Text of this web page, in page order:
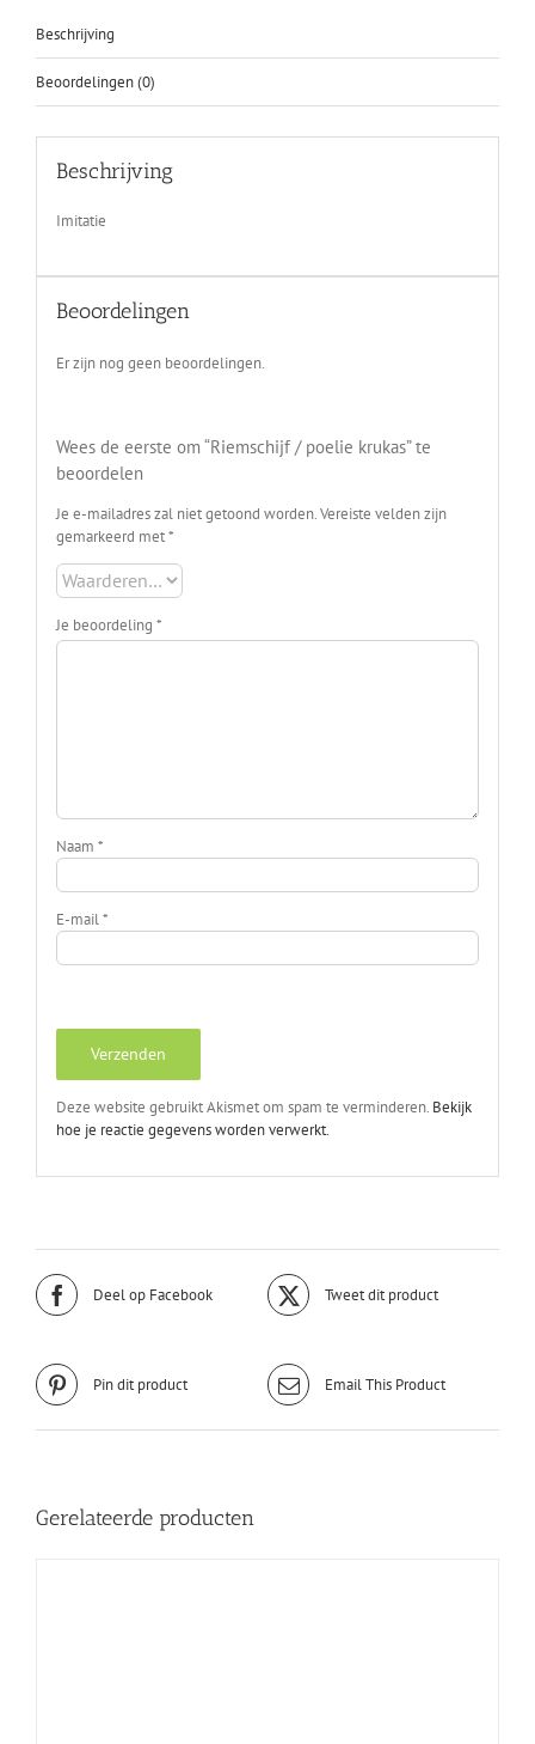
Beschrijving
Beoordelingen (0)
Beschrijving
Imitatie
Beoordelingen
Er zijn nog geen beoordelingen.
Wees de eerste om “Riemschijf / poelie krukas” te
beoordelen
Je e-mailadres zal niet getoond worden. Vereiste velden zijn
gemarkeerd met*
Je beoordeling *
Naam *
E-mail*
Deze website gebruikt Akismet om spam te verminderen. Bekijk
hoe je reactie gegevens worden verwerkt.
Deel op Facebook Tweet dit product
Pin dit product Email This Product
Gerelateerde producten